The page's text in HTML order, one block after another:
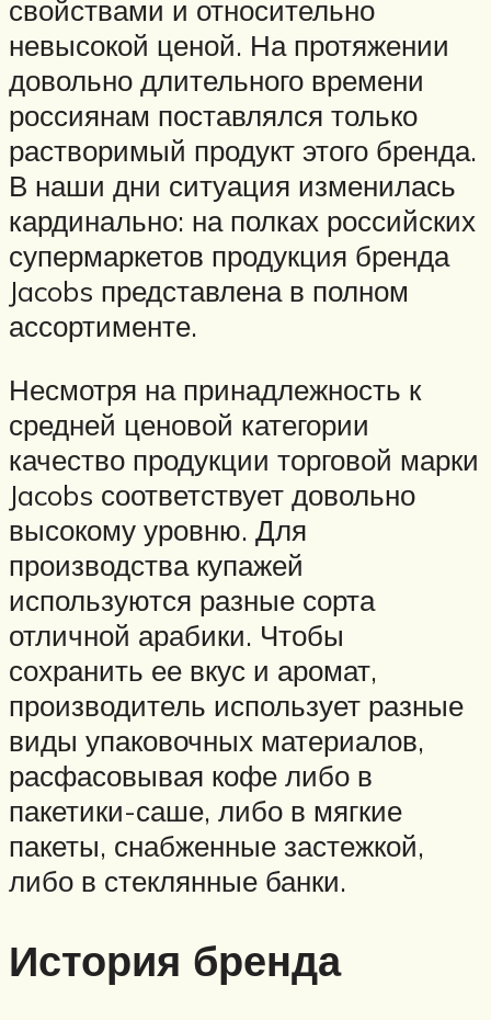
свойствами и относительно
невысокой ценой. На протяжении
довольно длительного времени
россиянам поставлялся только
растворимый продукт этого бренда.
В наши дни ситуация изменилась
кардинально: на полках российских
супермаркетов продукция бренда
Jacobs представлена в полном
ассортименте.
Несмотря на принадлежность к
средней ценовой категории
качество продукции торговой марки
Jacobs соответствует довольно
высокому уровню. Для
производства купажей
используются разные сорта
отличной арабики. Чтобы
сохранить ее вкус и аромат,
производитель использует разные
виды упаковочных материалов,
расфасовывая кофе либо в
пакетики-саше, либо в мягкие
пакеты, снабженные застежкой,
либо в стеклянные банки.
История бренда